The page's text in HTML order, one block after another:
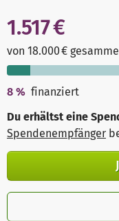
1.517 €
von 18.000 €
8 % finanziert
Du erhältst eine
Spendenempfänger